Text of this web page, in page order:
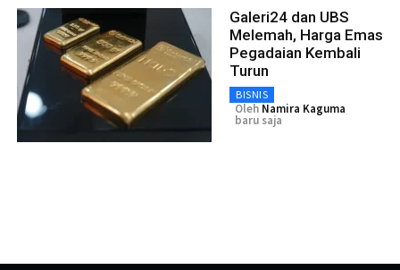
Galeri24 dan UBS
Melemah, Harga Emas
Pegadaian Kembali
Turun
BISNIS
Oleh Namira Kaguma
baru saja